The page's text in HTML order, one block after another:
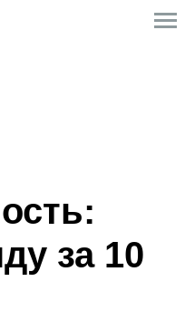
за 10